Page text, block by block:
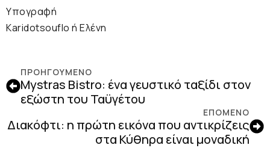
Υπογραφή
Karidotsouflο ή Ελένη
ΠΡΟΗΓΟΎΜΕΝΟ
Mystras Bistro: ένα γευστικό ταξίδι στον
εξώστη του Ταϋγέτου
ΕΠΟΜΕΝΟ
Διακόφτι: η πρώτη εικόνα που αντικρίζεις
στα Κύθηρα είναι μοναδική